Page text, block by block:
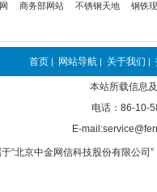
商务部网站 不锈钢天地 钢铁
首页 | 网站导航 | 关于我们 |
本站所载信息
电话：86-10-
E-
“北京中金网信科技股份有限公司